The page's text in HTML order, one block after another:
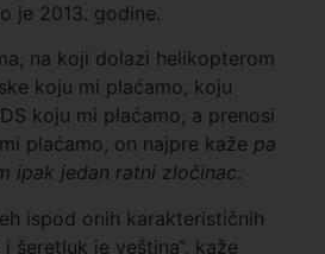
je 2013. godine.
na koji dolazi helikopterom
koju mi plaćamo, koju
koju mi plaćamo, a prenosi
plaćamo, on najpre kaže pa
ipak jedan ratni zločinac.
ispod onih karakterističnih
šeretluk je veština“, kaže